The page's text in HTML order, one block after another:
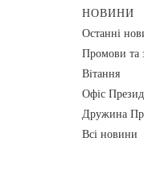
НОВИНИ
Останні
Промови та
Вiтання
Офіс
Дружина
Всі новини